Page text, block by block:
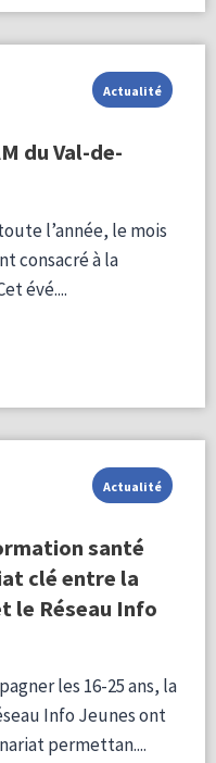
Actualité
du Val-de-
l’année, le mois
consacré à la
évé....
Actualité
santé
clé entre la
le Réseau Info
les 16-25 ans, la
Info Jeunes ont
permettan....